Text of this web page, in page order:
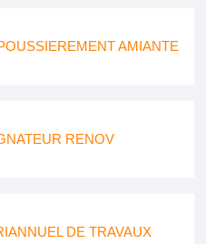
AMIANTE
RENOV
DE TRAVAUX